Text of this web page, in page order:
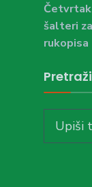
šalteri
rukopisa
Pretraži
for: